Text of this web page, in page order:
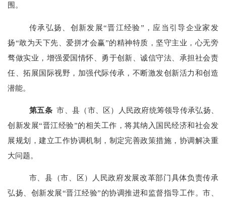
围。
传承弘扬、创新发展“晋江经验”，应当引导企业家发
扬“敢为天下先、爱拼才会赢”的精神特质，坚守主业，心无旁
骛做实业，增强爱国情怀、勇于创新、诚信守法、承担社会责
任、拓展国际视野，加强代际传承，不断激发创新活力和创造
潜能。
第五条 市、县（市、区）人民政府统筹领导传承弘扬、
创新发展“晋江经验”的相关工作，将其纳入国民经济和社会发
展规划，建立工作协调机制，制定完善政策措施，协调解决重
大问题。
市、县（市、区）人民政府发展改革部门具体负责传承
弘扬、创新发展“晋江经验”的协调推进和监督指导工作。市、